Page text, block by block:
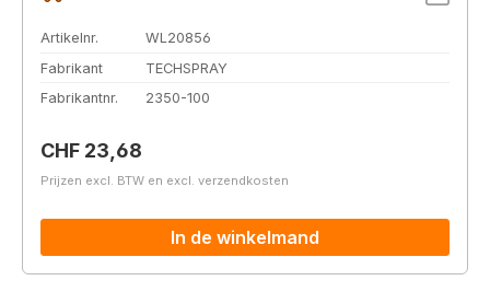
Artikelnr.
WL20856
Fabrikant
TECHSPRAY
Fabrikantnr.
2350-100
Normale prijs:
CHF 23,68
Prijzen excl. BTW en excl. verzendkosten
In de winkelmand